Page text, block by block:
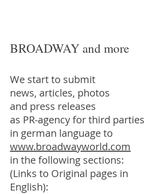
BROADWAY and more
We start to submit
news, articles, photos
and press releases
as PR-agency for third parties
in german language to
www.broadwayworld.com
in the following sections:
(Links to Original pages in
English):